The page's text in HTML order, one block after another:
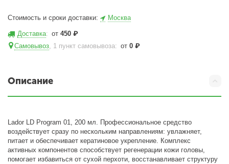
Стоимость и сроки доставки: Москва
Доставка: от450 ₽
Самовывоз, 1 пункт самовывоза: от0 ₽
Описание
Lador LD Program 01, 200 мл. Профессиональное средство
воздействует сразу по нескольким направлениям: увлажняет,
питает и обеспечивает кератиновое укрепление. Комплекс
активных компонентов способствует регенерации кожи головы,
помогает избавиться от сухой перхоти, восстанавливает структуру